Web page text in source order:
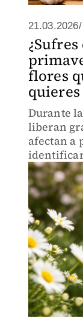
21.03.2026/
flores
quieres
Durante
liberan
afectan a
reducir